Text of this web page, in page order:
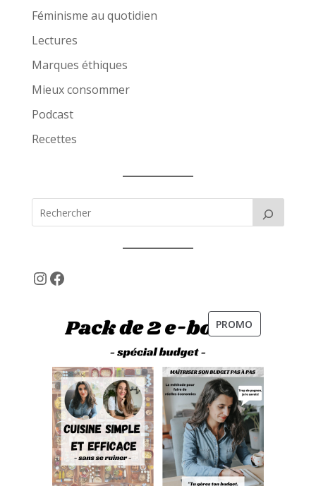
Féminisme au quotidien
Lectures
Marques éthiques
Mieux consommer
Podcast
Recettes
Instagram
Facebook
PROMO